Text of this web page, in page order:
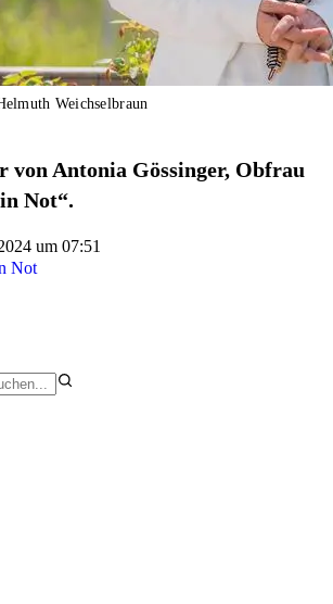
Weichselbraun
von Antonia Gössinger, Obfrau
Not“.
um 07:51
Not